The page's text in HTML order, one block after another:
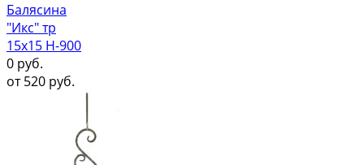
Балясина
"Икс" тр
15х15 Н-900
0 руб.
от520 руб.